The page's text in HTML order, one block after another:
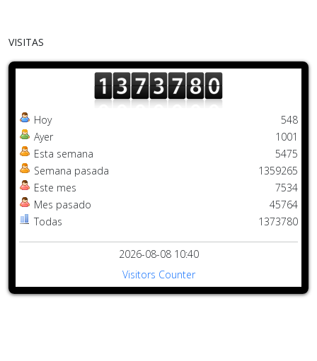
VISITAS
Hoy
Ayer
Esta semana
Semana pasada
Este mes
Mes pasado
Todas
548
1001
5475
1359265
7534
45764
1373780
2026-08-08 10:40
Visitors Counter